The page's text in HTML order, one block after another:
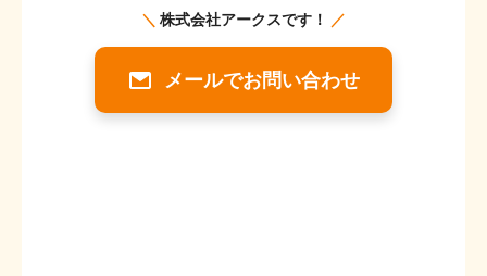
メールでお問い合わせ